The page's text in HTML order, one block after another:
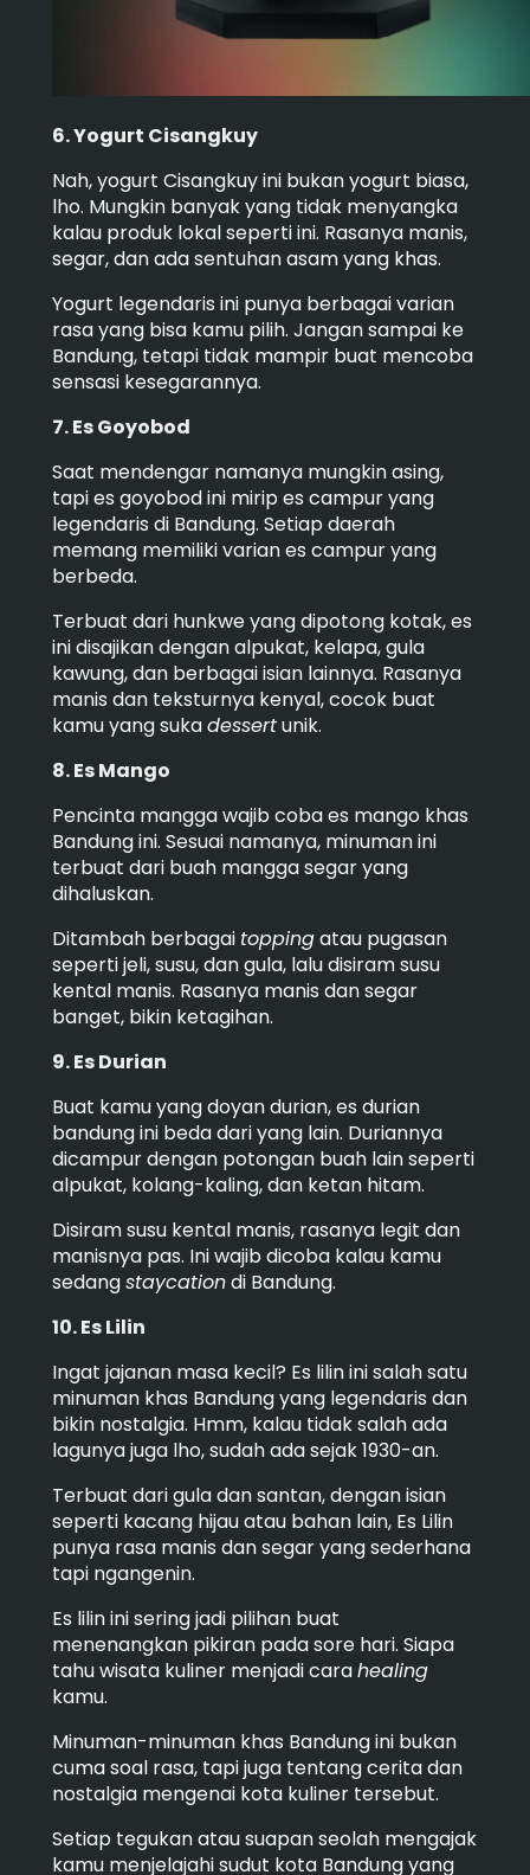
6. Yogurt Cisangkuy
Nah, yogurt Cisangkuy ini bukan yogurt biasa,
lho. Mungkin banyak yang tidak menyangka
kalau produk lokal seperti ini. Rasanya manis,
segar, dan ada sentuhan asam yang khas.
Yogurt legendaris ini punya berbagai varian
rasa yang bisa kamu pilih. Jangan sampai ke
Bandung, tetapi tidak mampir buat mencoba
sensasi kesegarannya.
7. Es Goyobod
Saat mendengar namanya mungkin asing,
tapi es goyobod ini mirip es campur yang
legendaris di Bandung. Setiap daerah
memang memiliki varian es campur yang
berbeda.
Terbuat dari hunkwe yang dipotong kotak, es
ini disajikan dengan alpukat, kelapa, gula
kawung, dan berbagai isian lainnya. Rasanya
manis dan teksturnya kenyal, cocok buat
kamu yang sukadessertunik.
8. Es Mango
Pencinta mangga wajib coba es mango khas
Bandung ini. Sesuai namanya, minuman ini
terbuat dari buah mangga segar yang
dihaluskan.
Ditambah berbagai toppingatau pugasan
seperti jeli, susu, dan gula, lalu disiram susu
kental manis. Rasanya manis dan segar
banget, bikin ketagihan.
9. Es Durian
Buat kamu yang doyan durian, es durian
bandung ini beda dari yang lain. Duriannya
dicampur dengan potongan buah lain seperti
alpukat, kolang-kaling, dan ketan hitam.
Disiram susu kental manis, rasanya legit dan
manisnya pas. Ini wajib dicoba kalau kamu
sedangstaycationdi Bandung.
10. Es Lilin
Ingat jajanan masa kecil? Es lilin ini salah satu
minuman khas Bandung yang legendaris dan
bikin nostalgia. Hmm, kalau tidak salah ada
lagunya juga lho, sudah ada sejak 1930-an.
Terbuat dari gula dan santan, dengan isian
seperti kacang hijau atau bahan lain, Es Lilin
punya rasa manis dan segar yang sederhana
tapi ngangenin.
Es lilin ini sering jadi pilihan buat
menenangkan pikiran pada sore hari. Siapa
tahu wisata kuliner menjadi carahealing
kamu.
Minuman-minuman khas Bandung ini bukan
cuma soal rasa, tapi juga tentang cerita dan
nostalgia mengenai kota kuliner tersebut.
Setiap tegukan atau suapan seolah mengajak
kamu menjelajahi sudut kota Bandung yang